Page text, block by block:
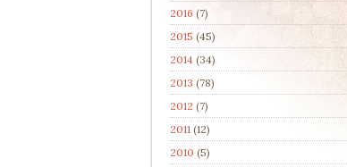
2016 (7)
2015 (45)
2014 (34)
2013 (78)
2012 (7)
2011 (12)
2010 (5)